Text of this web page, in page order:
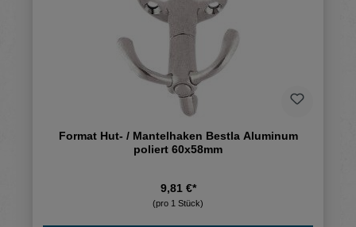
Format Hut- / Mantelhaken Bestla Aluminum
poliert 60x58mm
9,81 €*
(pro 1 Stück)